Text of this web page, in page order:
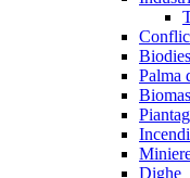
Palma
Dighe